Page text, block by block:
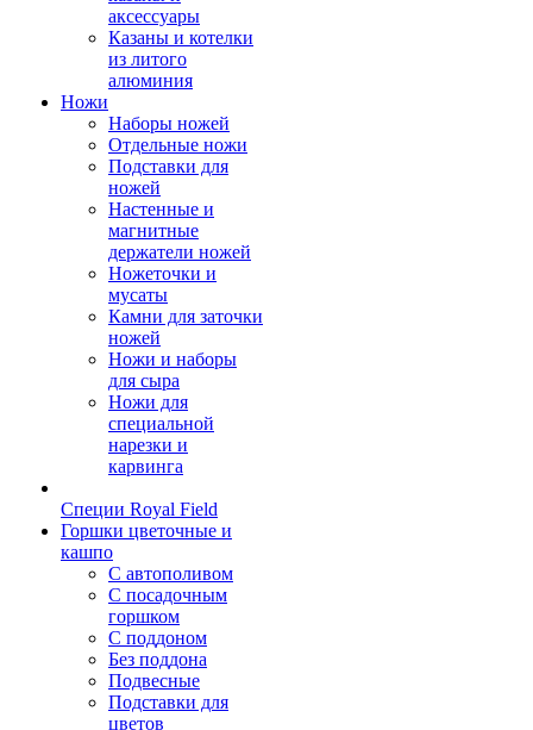
аксессуары
Казаны и котелки
из литого
алюминия
Ножи
Наборы ножей
Отдельные ножи
Подставки для
ножей
Настенные и
магнитные
держатели ножей
Ножеточки и
мусаты
Камни для заточки
ножей
Ножи и наборы
для сыра
Ножи для
специальной
нарезки и
карвинга
Специи Royal Field
Горшки цветочные и
кашпо
С автополивом
С посадочным
горшком
С поддоном
Без поддона
Подвесные
Подставки для
цветов